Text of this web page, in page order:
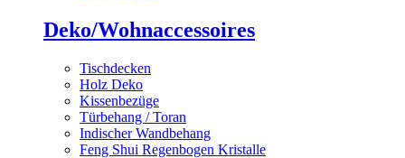
Deko/Wohnaccessoires
Tischdecken
Holz Deko
Kissenbezüge
Türbehang / Toran
Indischer Wandbehang
Feng Shui Regenbogen Kristalle